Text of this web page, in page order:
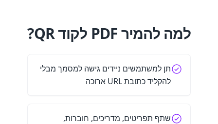
למה להמיר PDF לקוד QR?
תן למשתמשים ניידים גישה למסמך מבלי
להקליד כתובת URL ארוכה
שתף תפריטים, מדריכים, חוברות,